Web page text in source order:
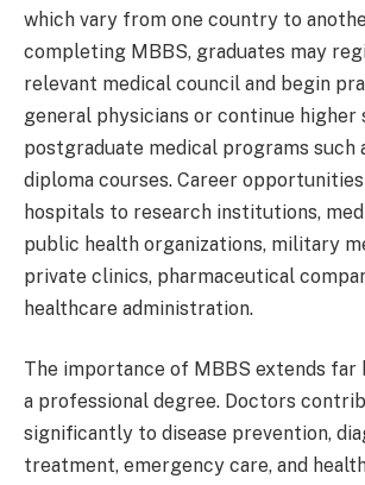
which vary from one country to
completing MBBS, graduates may
relevant medical council and begin
general physicians or continue
postgraduate medical programs such
diploma courses. Career
hospitals to research institutions,
public health organizations, military
private clinics, pharmaceutical
healthcare administration.
The importance of MBBS extends far
a professional degree. Doctors
significantly to disease prevention,
treatment, emergency care, and